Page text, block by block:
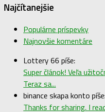
Najčítanejšie
Populárne príspevky
Najnovšie komentáre
Lottery 66 píše:
Super článok! Veľa
Teraz sa...
binance skapa konto píše:
Thanks for sharing. I